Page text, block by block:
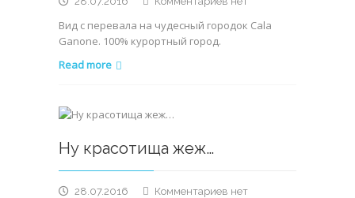
Немного
Вид с перевала на чудесный городок Cala
Ganone. 100% курортный город.
Read more
Ну красотища жеж…
28.07.2016 Комментариев кнет